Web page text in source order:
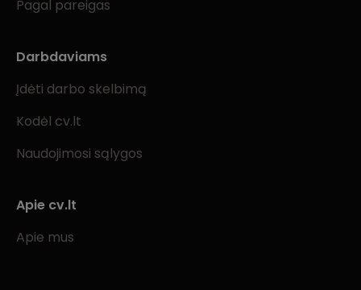
Pagal pareigas
Darbdaviams
Įdėti darbo skelbimą
Kodėl cv.lt
Naudojimosi sąlygos
Apie cv.lt
Apie mus